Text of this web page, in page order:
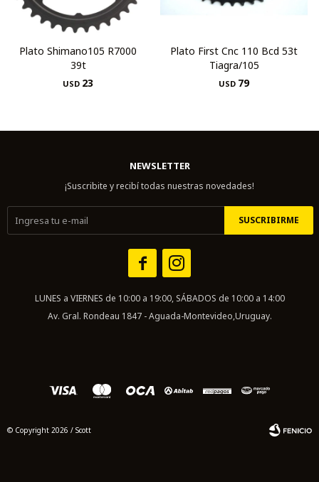
Plato Shimano105 R7000
39t
USD 23
Plato First Cnc 110 Bcd 53t
Tiagra/105
USD 79
NEWSLETTER
¡Suscribite y recibí todas nuestras novedades!
SUSCRIBIRME
 
LUNES a VIERNES de 10:00 a 19:00, SÁBADOS de 10:00 a 14:00
Av. Gral. Rondeau 1847 - Aguada-Montevideo,Uruguay.
© Copyright 2026 / Scott